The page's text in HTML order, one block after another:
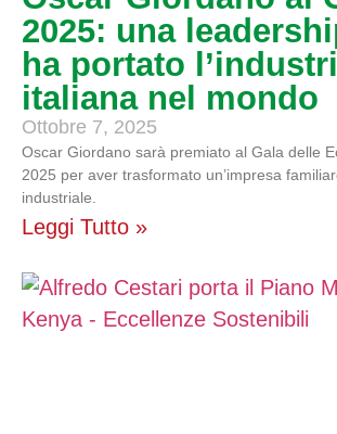
2025: una
ha portato
italiana nel mondo
Ottobre 7, 2025
Oscar Giordano sarà premiato al Gala delle
2025 per aver trasformato un’impresa
industriale.
Leggi Tutto »